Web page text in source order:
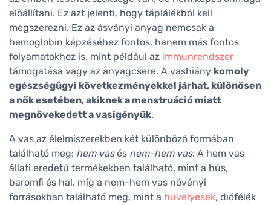
előállítani. Ez azt jelenti, hogy táplálékból kell
megszerezni. Ez az ásványi anyag nemcsak a
hemoglobin képzéséhez fontos, hanem más fontos
folyamatokhoz is, mint például az immunrendszer
támogatása vagy az anyagcsere. A vashiány komoly
egészségügyi következményekkel járhat, különösen
a nők esetében, akiknek a menstruáció miatt
megnövekedett a vasigényük.
A vas az élelmiszerekben két különböző formában
található meg: hem vasés nem-hem vas. A hem vas
állati eredetű termékekben található, mint a hús,
baromfi és hal, míg a nem-hem vas növényi
forrásokban található meg, mint a hüvelyesek, diófélék